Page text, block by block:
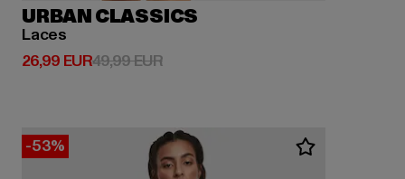
URBAN CLASSICS
Laces
26,99 EUR
Derzeitiger Preis: 26,99 EUR
49,99 EURAktionspreis: 49,99 EUR
-53%